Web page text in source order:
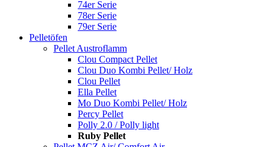
74er Serie
78er Serie
79er Serie
Pelletöfen
Pellet Austroflamm
Clou Compact Pellet
Clou Duo Kombi Pellet/ Holz
Clou Pellet
Ella Pellet
Mo Duo Kombi Pellet/ Holz
Percy Pellet
Polly 2.0 / Polly light
Ruby Pellet